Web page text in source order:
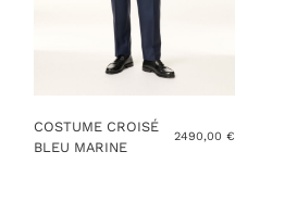
COSTUME CROISÉ
BLEU MARINE
2490,00€